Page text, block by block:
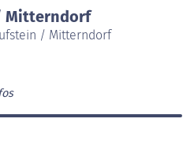
Mitterndorf
/ Mitterndorf